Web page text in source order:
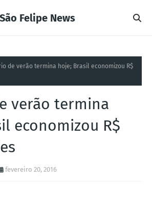
São Felipe News
de verão termina hoje; Brasil economizou R$
verão termina
economizou R$
fevereiro 20, 2016